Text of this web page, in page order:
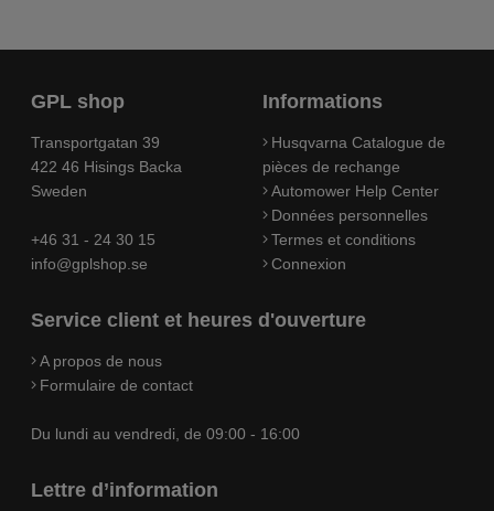
GPL shop
Transportgatan 39
422 46 Hisings Backa
Sweden
+46 31 - 24 30 15
info@gplshop.se
Informations
Husqvarna Catalogue de
pièces de rechange
Automower Help Center
Données personnelles
Termes et conditions
Connexion
Service client et heures d'ouverture
A propos de nous
Formulaire de contact
Du lundi au vendredi, de 09:00 - 16:00
Lettre d’information